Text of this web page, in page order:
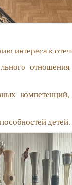
интереса к
компетенций,
детей.